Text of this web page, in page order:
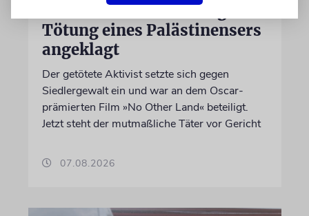
Israelischer Siedler wegen
Tötung eines Palästinensers
angeklagt
Der getötete Aktivist setzte sich gegen
Siedlergewalt ein und war an dem Oscar-
prämierten Film »No Other Land« beteiligt.
Jetzt steht der mutmaßliche Täter vor Gericht
07.08.2026